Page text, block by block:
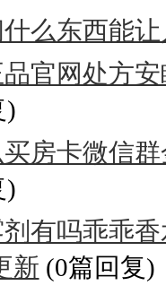
什么东西能
官网处方
)
房卡微信
)
有吗乖乖
新 (0篇回复)